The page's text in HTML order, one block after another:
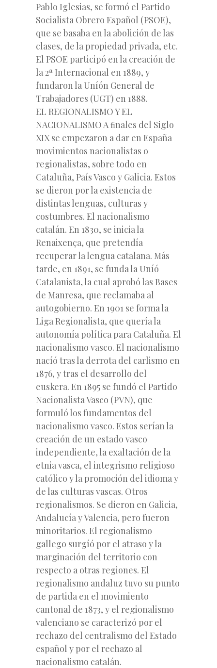
Pablo Iglesias, se formó el Partido
Socialista Obrero Español (PSOE),
que se basaba en la abolición de las
clases, de la propiedad privada, etc.
El PSOE participó en la creación de
la 2ª Internacional en 1889, y
fundaron la Uníón General de
Trabajadores (UGT) en 1888.
EL REGIONALISMO Y EL
NACIONALISMO A ﬁnales del Siglo
XIX se empezaron a dar en España
movimientos nacionalistas o
regionalistas, sobre todo en
Cataluña, País Vasco y Galicia. Estos
se dieron por la existencia de
distintas lenguas, culturas y
costumbres. El nacionalismo
catalán. En 1830, se inicia la
Renaixença, que pretendía
recuperar la lengua catalana. Más
tarde, en 1891, se funda la Uníó
Catalanista, la cual aprobó las Bases
de Manresa, que reclamaba al
autogobierno. En 1901 se forma la
Liga Regionalista, que quería la
autonomía política para Cataluña. El
nacionalismo vasco. El nacionalismo
nacíó tras la derrota del carlismo en
1876, y tras el desarrollo del
euskera. En 1895 se fundó el Partido
Nacionalista Vasco (PVN), que
formuló los fundamentos del
nacionalismo vasco. Estos serían la
creación de un estado vasco
independiente, la exaltación de la
etnia vasca, el integrismo religioso
católico y la promoción del idioma y
de las culturas vascas. Otros
regionalismos. Se dieron en Galicia,
Andalucía y Valencia, pero fueron
minoritarios. El regionalismo
gallego surgíó por el atraso y la
marginación del territorio con
respecto a otras regiones. El
regionalismo andaluz tuvo su punto
de partida en el movimiento
cantonal de 1873, y el regionalismo
valenciano se caracterizó por el
rechazo del centralismo del Estado
español y por el rechazo al
nacionalismo catalán.